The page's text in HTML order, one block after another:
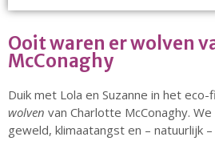
Ooit waren er wolven
McConaghy
Duik met Lola en Suzanne in het
wolven van Charlotte McConaghy.
geweld, klimaatangst en – natuurlijk